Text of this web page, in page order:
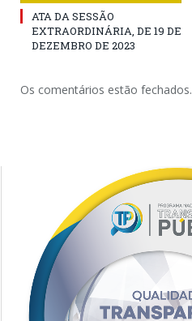
ATA DA SESSÃO
EXTRAORDINÁRIA, DE 19 DE
DEZEMBRO DE 2023
Os comentários estão fechados.